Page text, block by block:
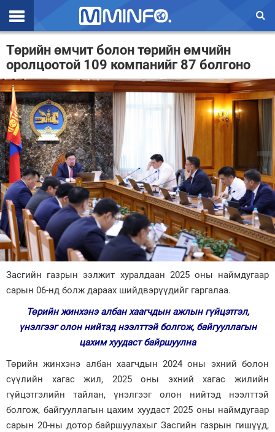
Эхлэл
Цаг агаар
Валют ханш
Улс төр
Эдийн засаг
Үзэл бодол
Спорт
Нийгэм
Дэлхий
Энтертайнмэнт
Зурхай
Төрийн өмчит болон төрийн өмчийн
оролцоотой 109 компанийг 87 болгоно
Засгийн газрын ээлжит хуралдаан 2025 оны наймдугаар
сарын 06-нд болж дараах шийдвэрүүдийг гаргалаа.
Төрийн жинхэнэ албан хаагчдын ажлын гүйцэтгэл,
үнэлгээг олон нийтэд нээлттэй болгож, байгууллагын
цахим хуудаст байршуулна
Төрийн жинхэнэ албан хаагчдын 2024 оны эхний болон
сүүлийн хагас жил, 2025 оны эхний хагас жилийн
гүйцэтгэлийн тайлан, үнэлгээг олон нийтэд нээлттэй
болгож, байгууллагын цахим хуудаст 2025 оны наймдугаар
сарын 20-ны дотор байршуулахыг Засгийн газрын гишүүд,